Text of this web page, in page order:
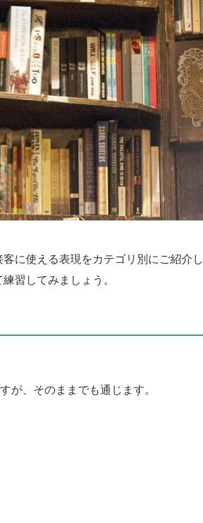
に使える表現をカテゴリ別にご紹介し
習してみましょう。
が、そのままでも通じます。